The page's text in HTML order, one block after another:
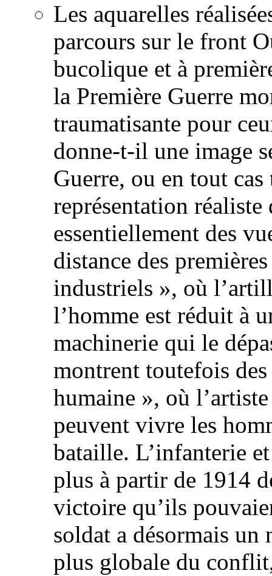
Les aquarelles
parcours sur le front
bucolique et à
la Première Guerre
traumatisante pour
donne-t-il une image
Guerre, ou en tout cas
représentation
essentiellement des
distance des
industriels », où
l’homme est réduit à
machinerie qui le
montrent toutefois
humaine », où
peuvent vivre les
bataille. L’infanterie
plus à partir de 1914
victoire qu’ils
soldat a désormais un
plus globale du